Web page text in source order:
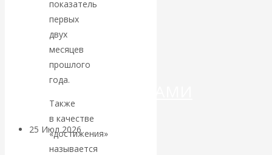
ДЕНЕГ»: КИТАЙ
ВЕДЁТ БОРЬБУ
КРИПТОВАЛЮТАМИ
25 Июл 2026Геополитика
показатель
первых
двух
месяцев
прошлого
года.
Также
в качестве
«достижения»
называется